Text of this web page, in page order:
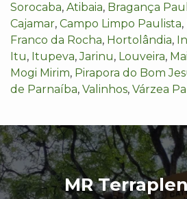
Sorocaba, Atibaia, Bragança
Cajamar, Campo Limpo Paulista,
Franco da Rocha, Hortolândia,
Itu, Itupeva,Jarinu, Louveira,
Mogi Mirim, Pirapora do Bom
de Parnaíba, Valinhos, Várzea
MR